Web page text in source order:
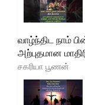
வாழ்ந்திட நாம்
அற்புதமான
சகரியா பூணன்